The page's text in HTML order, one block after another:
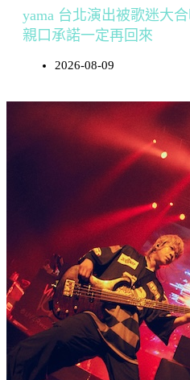
yama 台北演出被歌迷大
親口承諾一定再回來
2026-08-09